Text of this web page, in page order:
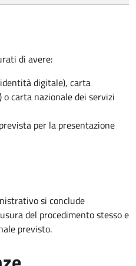
di avere:
digitale), carta
o carta nazionale dei servizi
per la presentazione
si conclude
del procedimento stesso e
previsto.